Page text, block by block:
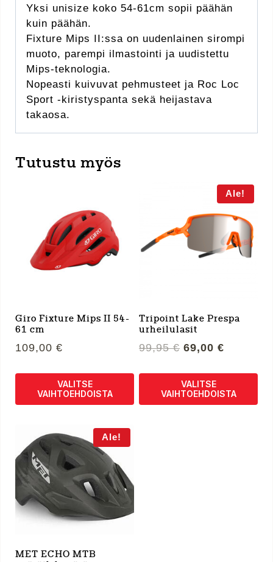
Yksi unisize koko 54-61cm sopii päähän
kuin päähän.
Fixture Mips II:ssa on uudenlainen sirompi
muoto, parempi ilmastointi ja uudistettu
Mips-teknologia.
Nopeasti kuivuvat pehmusteet ja Roc Loc
Sport -kiristyspanta sekä heijastava
takaosa.
Tutustu myös
Giro Fixture Mips II 54-
61 cm
109,00 €
VALITSE
VAIHTOEHDOISTA
useampi
muunnelma.
Voit
tehdä
valinnat
sivulla.
Ale!
Tripoint Lake Prespa
urheilulasit
99,95€ Alkuperäinen
oli:
99,95 €.
69,00 €
on:
69,00 €.
VALITSE
VAIHTOEHDOISTA
Ale!
MET ECHO MTB